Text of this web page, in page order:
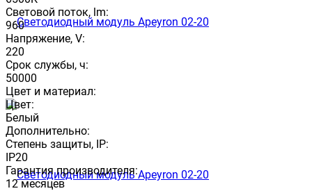
Световой поток, lm:
960
Напряжение, V:
220
Срок службы, ч:
50000
Цвет и материал:
Цвет:
Белый
Дополнительно:
Степень защиты, IP:
IP20
Гарантия производителя:
12 месяцев